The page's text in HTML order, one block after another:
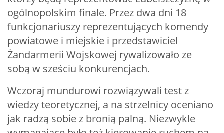
ogólnopolskim finale. Przez dwa dni 18
funkcjonariuszy reprezentujących komendy
powiatowe i miejskie i przedstawiciel
Żandarmerii Wojskowej rywalizowało ze
sobą w sześciu konkurencjach.
Wczoraj mundurowi rozwiązywali test z
wiedzy teoretycznej, a na strzelnicy oceniano
jak radzą sobie z bronią palną. Niezwykle